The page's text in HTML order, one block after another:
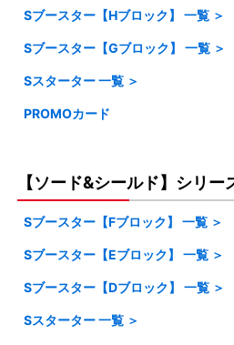
・M2 インフェルノX
・M1S メガシンフォニア
・M1L メガブレイブ
・SV11W ホワイトフレア
・SV11B ブラックボルト
・SV10 ロケット団の栄光
・SV9A 熱風のアリーナ
Sブースター【Hブロック】 一覧 ＞
・SV8A テラスタルフェス
・SV8 超電ブレイカー
・SV7A 楽園ドラゴーナ
・SV6A ナイトワンダラー
・SV6 変幻の仮面
・SV5A クリムゾンヘイズ
・SV5M サイバージャッジ
・SV5K ワイルドフォース
Sブースター【Gブロック】 一覧 ＞
・SV4A シャイニートレジャー
・SV4M 未来の一閃
・SV3A レイジングサーフ
・SV3 黒炎の支配者
・SV2A ポケモンカード151
・SV2D クレイバースト
・SV2P スノーハザード
Sスターター 一覧 ＞
・SVM スタートデッキ「
・SVK デッキビルドBOX 「ステ
ドン」
・SVG スペシャルデッキセットex
カメックス」
PROMOカード
【ソード&シールド】シリー
Sブースター【Fブロック】 一覧 ＞
・S12AVSTARユニバース
・S12パラダイムトリガー
・S11A 白熱のアルカナ
Sブースター【Eブロック】 一覧 ＞
・S8B VMAXクライマックス
・S8A 25th ANNIVERSARY
Sブースター【Dブロック】 一覧 ＞
・S4A シャイニースターV
Sスターター 一覧 ＞